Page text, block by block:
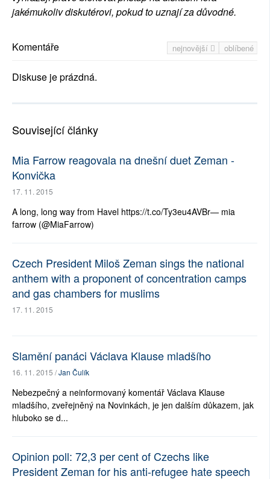
jakémukoliv diskutérovi, pokud to uznají za důvodné.
nejnovější oblíbené
Komentáře
Diskuse je prázdná.
Související články
Mia Farrow reagovala na dnešní duet Zeman -
Konvička
17. 11. 2015
A long, long way from Havel https://t.co/Ty3eu4AVBr— mia
farrow (@MiaFarrow)
Czech President Miloš Zeman sings the national
anthem with a proponent of concentration camps
and gas chambers for muslims
17. 11. 2015
Slamění panáci Václava Klause mladšího
16. 11. 2015 /Jan Čulík
Nebezpečný a neinformovaný komentář Václava Klause
mladšího, zveřejněný na Novinkách, je jen dalším důkazem, jak
hluboko se d...
Opinion poll: 72,3 per cent of Czechs like
President Zeman for his anti-refugee hate speech